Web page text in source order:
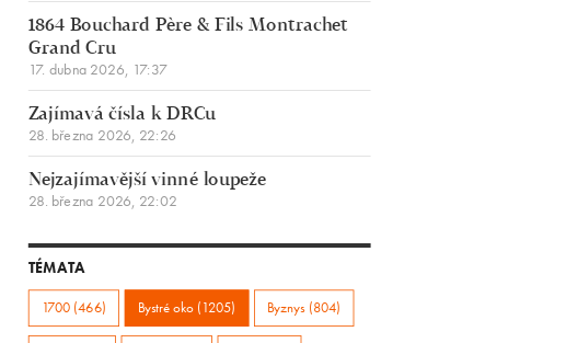
1864 Bouchard Père & Fils Montrachet
Grand Cru
17. dubna 2026, 17:37
Zajímavá čísla k DRCu
28. března 2026, 22:26
Nejzajímavější vinné loupeže
28. března 2026, 22:02
TÉMATA
1700 (466) Bystré oko (1205) Byznys (804)